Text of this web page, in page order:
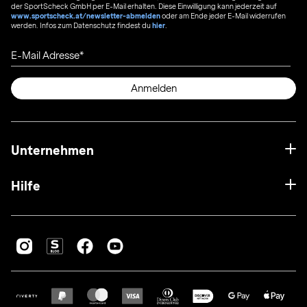
der SportScheck GmbH per E-Mail erhalten. Diese Einwilligung kann jederzeit auf
www.sportscheck.at/newsletter-abmeldenoder am Ende jeder E-Mail widerrufen
werden. Infos zum Datenschutz findest duhier
E-Mail Adresse
Anmelden
Unternehmen
Hilfe